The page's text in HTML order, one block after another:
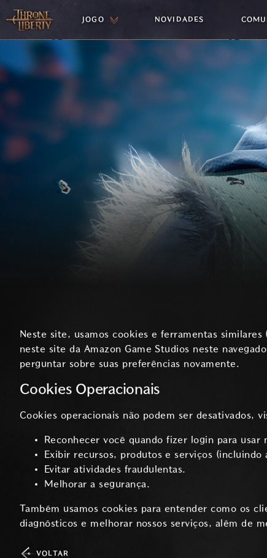
JOGO NOVIDADES
Neste site, usamos cookies e ferramentas
neste site da Amazon Game Studios neste
perguntar sobre suas preferências novamente.
Cookies Operacionais
Cookies operacionais não podem ser desativados,
Reconhecer você quando fizer login para usar
Exibir recursos, produtos e serviços
Evitar atividades fraudulentas.
Melhorar a segurança.
Também usamos cookies para entender como os
diagnósticos e melhorar nossos serviços, além de
VOLTAR